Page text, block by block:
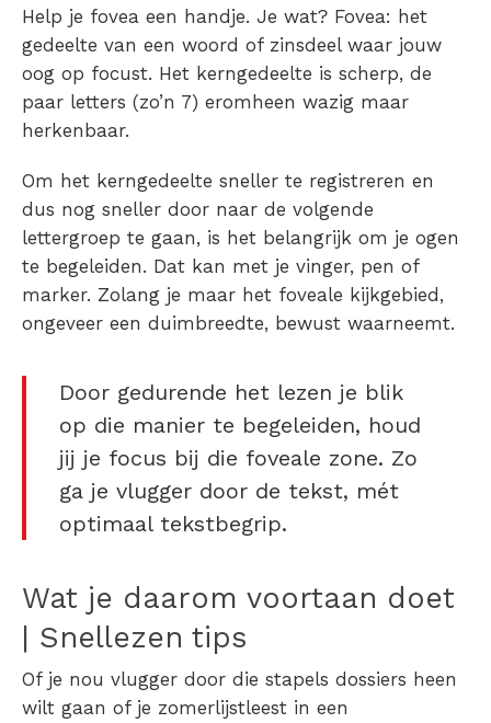
Help je fovea een handje. Je wat? Fovea: het
gedeelte van een woord of zinsdeel waar jouw
oog op focust. Het kerngedeelte is scherp, de
paar letters (zo’n 7) eromheen wazig maar
herkenbaar.
Om het kerngedeelte sneller te registreren en
dus nog sneller door naar de volgende
lettergroep te gaan, is het belangrijk om je ogen
te begeleiden. Dat kan met je vinger, pen of
marker. Zolang je maar het foveale kijkgebied,
ongeveer een duimbreedte, bewust waarneemt.
Door gedurende het lezen je blik
op die manier te begeleiden, houd
jij je focus bij die foveale zone. Zo
ga je vlugger door de tekst, mét
optimaal tekstbegrip.
Wat je daarom voortaan doet
| Snellezen tips
Of je nou vlugger door die stapels dossiers heen
wilt gaan of je zomerlijstleest in een